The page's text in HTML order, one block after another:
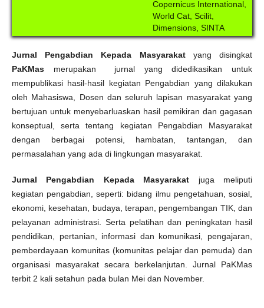
Copernicus International,
World Cat, Scilit,
Dimensions, SINTA
Jurnal Pengabdian Kepada Masyarakat yang disingkat
PaKMas merupakan jurnal yang didedikasikan untuk
mempublikasi hasil-hasil kegiatan Pengabdian yang dilakukan
oleh Mahasiswa, Dosen dan seluruh lapisan masyarakat yang
bertujuan untuk menyebarluaskan hasil pemikiran dan gagasan
konseptual, serta tentang kegiatan Pengabdian Masyarakat
dengan berbagai potensi, hambatan, tantangan, dan
permasalahan yang ada di lingkungan masyarakat.
Jurnal Pengabdian Kepada Masyarakat juga meliputi
kegiatan pengabdian, seperti: bidang ilmu pengetahuan, sosial,
ekonomi, kesehatan, budaya, terapan, pengembangan TIK, dan
pelayanan administrasi. Serta pelatihan dan peningkatan hasil
pendidikan, pertanian, informasi dan komunikasi, pengajaran,
pemberdayaan komunitas (komunitas pelajar dan pemuda) dan
organisasi masyarakat secara berkelanjutan. Jurnal PaKMas
terbit 2 kali setahun pada bulan Mei dan November.